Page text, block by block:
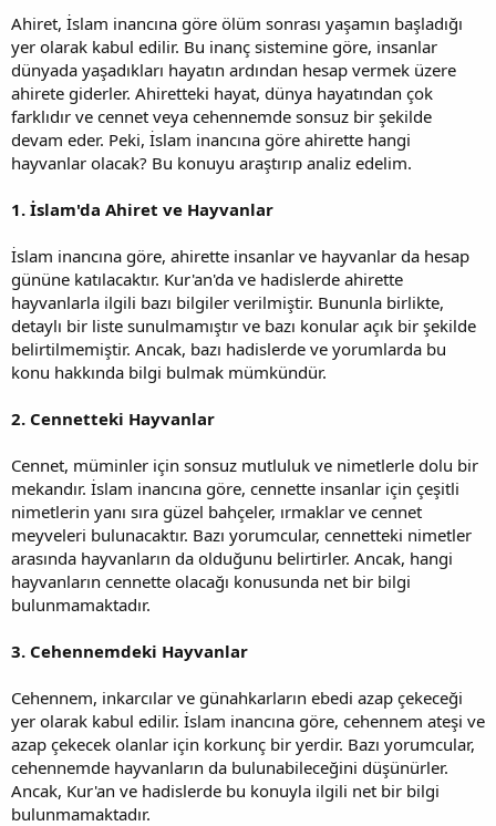
a
n
i
h
i
Ahiret, İslam inancına göre ölüm sonrası yaşamın başladığı
yer olarak kabul edilir. Bu inanç sistemine göre, insanlar
dünyada yaşadıkları hayatın ardından hesap vermek üzere
ahirete giderler. Ahiretteki hayat, dünya hayatından çok
farklıdır ve cennet veya cehennemde sonsuz bir şekilde
devam eder. Peki, İslam inancına göre ahirette hangi
hayvanlar olacak? Bu konuyu araştırıp analiz edelim.
1. İslam'da Ahiret ve Hayvanlar
İslam inancına göre, ahirette insanlar ve hayvanlar da hesap
gününe katılacaktır. Kur'an'da ve hadislerde ahirette
hayvanlarla ilgili bazı bilgiler verilmiştir. Bununla birlikte,
detaylı bir liste sunulmamıştır ve bazı konular açık bir şekilde
belirtilmemiştir. Ancak, bazı hadislerde ve yorumlarda bu
konu hakkında bilgi bulmak mümkündür.
2. Cennetteki Hayvanlar
Cennet, müminler için sonsuz mutluluk ve nimetlerle dolu bir
mekandır. İslam inancına göre, cennette insanlar için çeşitli
nimetlerin yanı sıra güzel bahçeler, ırmaklar ve cennet
meyveleri bulunacaktır. Bazı yorumcular, cennetteki nimetler
arasında hayvanların da olduğunu belirtirler. Ancak, hangi
hayvanların cennette olacağı konusunda net bir bilgi
bulunmamaktadır.
3. Cehennemdeki Hayvanlar
Cehennem, inkarcılar ve günahkarların ebedi azap çekeceği
yer olarak kabul edilir. İslam inancına göre, cehennem ateşi ve
azap çekecek olanlar için korkunç bir yerdir. Bazı yorumcular,
cehennemde hayvanların da bulunabileceğini düşünürler.
Ancak, Kur'an ve hadislerde bu konuyla ilgili net bir bilgi
bulunmamaktadır.